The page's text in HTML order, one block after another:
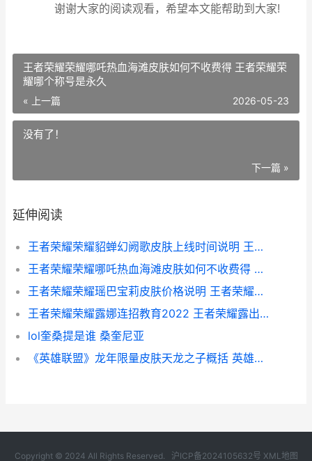
谢谢大家的阅读观看，希望本文能帮助到大家!
王者荣耀荣耀哪吒热血海滩皮肤如何不收费得 王者荣耀荣
耀哪个称号是永久
« 上一篇 2026-05-23
没有了！
下一篇 »
延伸阅读
王者荣耀荣耀貂蝉幻阙歌皮肤上线时间说明 王者荣耀荣耀貂蝉怎么显示
王者荣耀荣耀哪吒热血海滩皮肤如何不收费得 王者荣耀荣耀哪个称号是永久
王者荣耀荣耀瑶巴宝莉皮肤价格说明 王者荣耀荣耀瑶的称号
王者荣耀荣耀露娜连招教育2022 王者荣耀露出你原本的样子
lol奎桑提是谁 桑奎尼亚
《英雄联盟》龙年限量皮肤天龙之子概括 英雄联盟龙魂商店在哪
Copyright © 2024 All Rights Reserved. 沪ICP备2024105632号 XML地图